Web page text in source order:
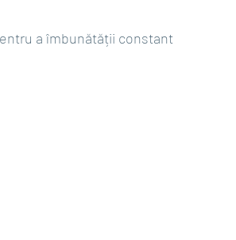
a îmbunătății constant